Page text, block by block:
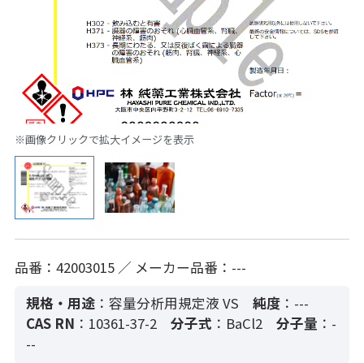
※画像クリックで拡大イメージを表示
品番：42003015 ／ メーカー品番：---
規格・用途 ：容量分析用規定液 VS 純度：---
CAS RN ：10361-37-2 分子式 ：BaCl2 分子量 ：-
--